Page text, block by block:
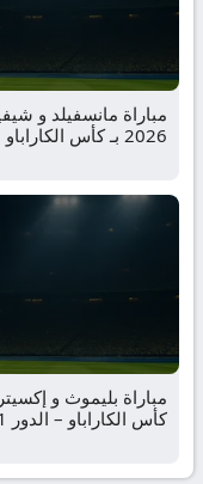
2026 بـ كأس الكاراباو – الدور 1
كأس الكاراباو – الدور 1